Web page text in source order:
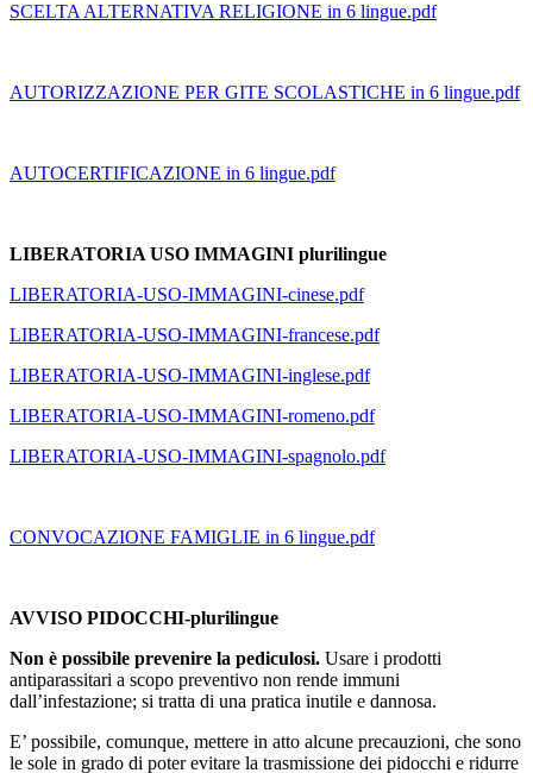
SCELTA ALTERNATIVA RELIGIONE in 6 lingue.pdf
AUTORIZZAZIONE PER GITE SCOLASTICHE in 6 lingue.pdf
AUTOCERTIFICAZIONE in 6 lingue.pdf
LIBERATORIA USO IMMAGINI plurilingue
LIBERATORIA-USO-IMMAGINI-cinese.pdf
LIBERATORIA-USO-IMMAGINI-francese.pdf
LIBERATORIA-USO-IMMAGINI-inglese.pdf
LIBERATORIA-USO-IMMAGINI-romeno.pdf
LIBERATORIA-USO-IMMAGINI-spagnolo.pdf
CONVOCAZIONE FAMIGLIE in 6 lingue.pdf
AVVISO PIDOCCHI-plurilingue
Non è possibile prevenire la pediculosi. Usare i prodotti
antiparassitari a scopo preventivo non rende immuni
dall’infestazione; si tratta di una pratica inutile e dannosa.
E’ possibile, comunque, mettere in atto alcune precauzioni, che sono
le sole in grado di poter evitare la trasmissione dei pidocchi e ridurre